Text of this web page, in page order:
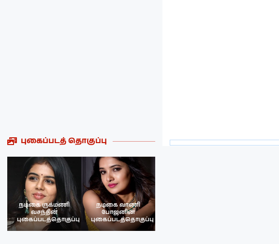
புகைப்படத் தொகுப்பு
நடிகை ருக்மணி
வசந்தின்
புகைப்படத்தொகுப்பு
நடிகை வாணி
போஜனின்
புகைப்படத்தொகுப்பு